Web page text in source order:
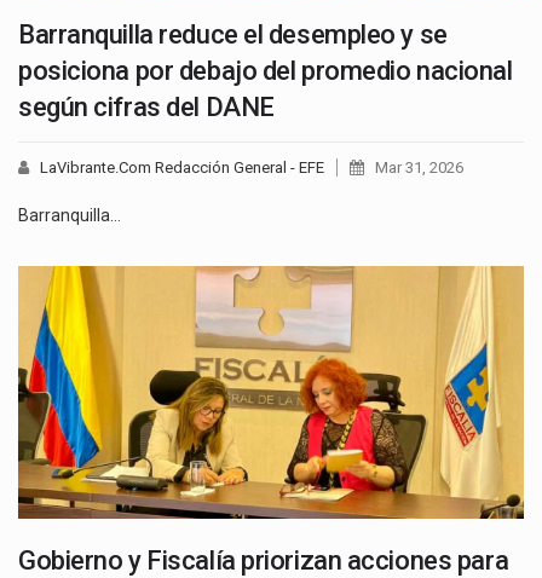
Barranquilla reduce el desempleo y se
posiciona por debajo del promedio nacional
según cifras del DANE
LaVibrante.Com Redacción General - EFE Mar 31, 2026
Barranquilla…
Gobierno y Fiscalía priorizan acciones para